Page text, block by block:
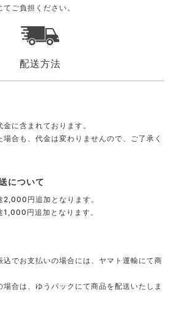
ご負担ください。
配送方法
に含まれております。
合も、代金は変わりませんので、ご了承く
について
円追加となります。
円追加となります。
込でお支払いの場合には、ヤマト運輸にて商
合は、ゆうパックにて商品を配送いたしま